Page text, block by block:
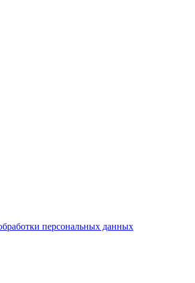
персональных данных